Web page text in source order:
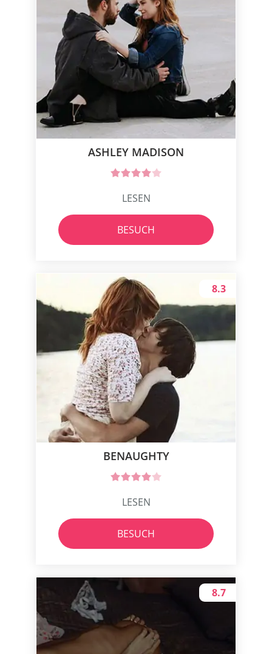
ASHLEY MADISON
LESEN
BESUCH
BENAUGHTY
8.3
LESEN
BESUCH
8.7